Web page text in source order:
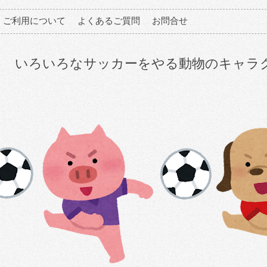
ご利用について よくあるご質問 お問合せ
いろいろなサッカーをやる動物のキャラ